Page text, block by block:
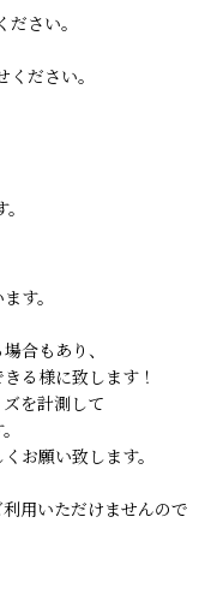
さい。
ださい。
す。
合もあり、
る様に致します！
を計測して
お願い致します。
用いただけませんので